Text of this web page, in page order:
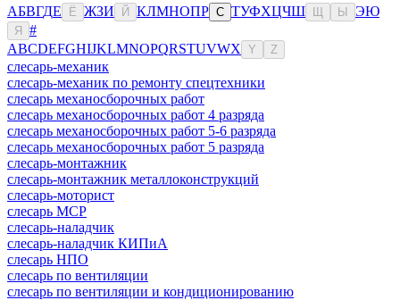
АБВГДЕ Ё ЖЗИ Й КЛМНОПР С ТУФХЦЧШ Ы ЭЮ
Я
#
ABCDEFGHIJKLMNOPQRSTUVWX Y Z
слесарь-механик
слесарь-механик по ремонту спецтехники
слесарь механосборочных работ
слесарь механосборочных работ 4 разряда
слесарь механосборочных работ 5-6 разряда
слесарь механосборочных работ 5 разряда
слесарь-монтажник
слесарь-монтажник металлоконструкций
слесарь-моторист
слесарь МСР
слесарь-наладчик
слесарь-наладчик КИПиА
слесарь НПО
слесарь по вентиляции
слесарь по вентиляции и кондиционированию